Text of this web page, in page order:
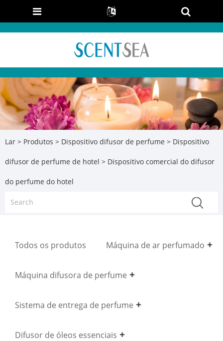
Lar > Produtos > Dispositivo difusor de perfume > Dispositivo
difusor de perfume de hotel > Dispositivo comercial do difusor
do perfume do hotel
Todos os produtos Máquina de ar perfumado
Máquina difusora de perfume
Sistema de entrega de perfume
Difusor de óleos essenciais